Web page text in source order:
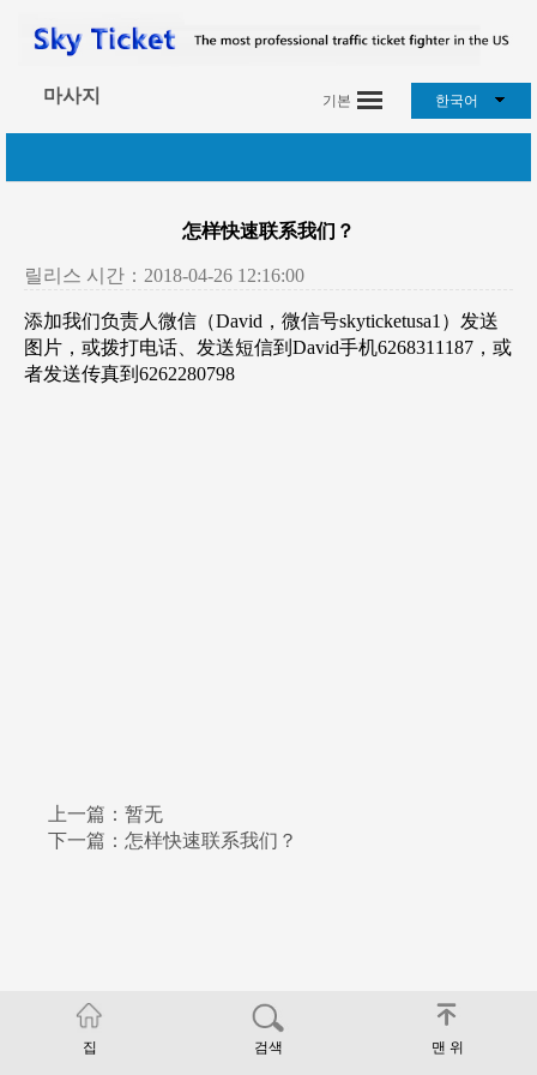
한국어
마사지 기본
怎样快速联系我们？
릴리스 시간：2018-04-26 12:16:00
添加我们负责人微信（David，微信号skyticketusa1）发送
图片，或拨打电话、发送短信到David手机6268311187，或
者发送传真到6262280798
上一篇：暂无
下一篇：怎样快速联系我们？
집 검색 맨 위